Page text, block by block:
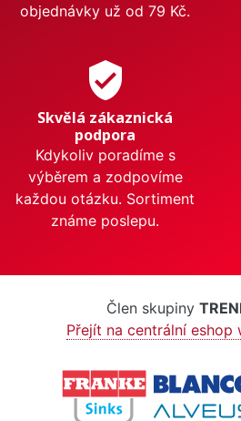
objednávky už od 79 Kč.
verified_user
Skvělá zákaznická
podpora
Kdykoliv poradíme s
výběrem a zodpovíme
každou otázku. Sortiment
známe poslepu.
Člen skupiny
Přejít na centrální eshop